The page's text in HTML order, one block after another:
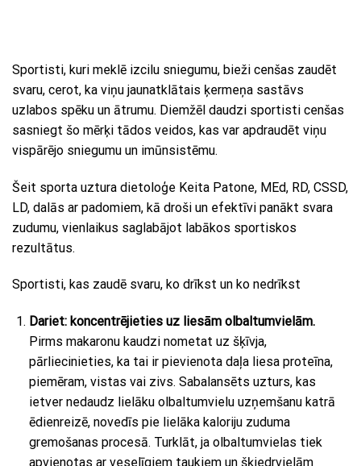
Sportisti, kuri meklē izcilu sniegumu, bieži cenšas zaudēt
svaru, cerot, ka viņu jaunatklātais ķermeņa sastāvs
uzlabos spēku un ātrumu. Diemžēl daudzi sportisti cenšas
sasniegt šo mērķi tādos veidos, kas var apdraudēt viņu
vispārējo sniegumu un imūnsistēmu.
Šeit sporta uztura dietoloģe Keita Patone, MEd, RD, CSSD,
LD, dalās ar padomiem, kā droši un efektīvi panākt svara
zudumu, vienlaikus saglabājot labākos sportiskos
rezultātus.
Sportisti, kas zaudē svaru, ko drīkst un ko nedrīkst
Dariet: koncentrējieties uz liesām olbaltumvielām.
Pirms makaronu kaudzi nometat uz šķīvja,
pārliecinieties, ka tai ir pievienota daļa liesa proteīna,
piemēram, vistas vai zivs. Sabalansēts uzturs, kas
ietver nedaudz lielāku olbaltumvielu uzņemšanu katrā
ēdienreizē, novedīs pie lielāka kaloriju zuduma
gremošanas procesā. Turklāt, ja olbaltumvielas tiek
apvienotas ar veselīgiem taukiem un šķiedrvielām